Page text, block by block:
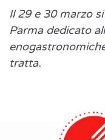
Il 29 e 30 marzo
Parma dedicato
tratta.